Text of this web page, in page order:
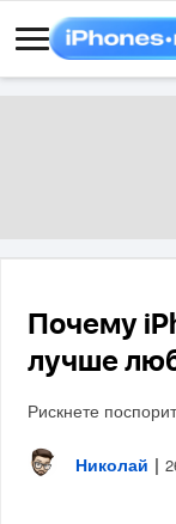
Почему
лучше
Рискнете
Николай |